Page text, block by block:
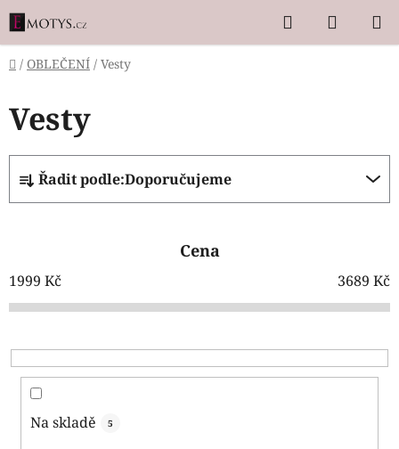
Přejít
na
obsah
Hledat
KOŠÍK
Domů
/ OBLEČENÍ / Vesty
Vesty
Ř
a
z
í
p
o
d
Řadit podle:Doporučujeme
Cena
1999 Kč 3689 Kč
Na skladě 5